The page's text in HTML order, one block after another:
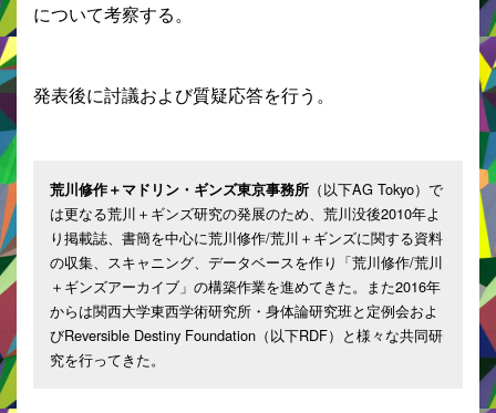
について考察する。
発表後に討議および質疑応答を行う。
荒川修作＋マドリン・ギンズ東京事務所 （以下AG Tokyo）で
は更なる荒川＋ギンズ研究の発展のため、荒川没後2010年よ
り掲載誌、書簡を中心に荒川修作/荒川＋ギンズに関する資料
の収集、スキャニング、データベースを作り「荒川修作/荒川
＋ギンズアーカイブ」の構築作業を進めてきた。また2016年
からは関西大学東西学術研究所・身体論研究班と定例会およ
びReversible Destiny Foundation（以下RDF）と様々な共同研
究を行ってきた。